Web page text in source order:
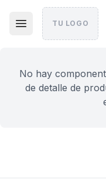
TU LOGO
No hay
de detalle de